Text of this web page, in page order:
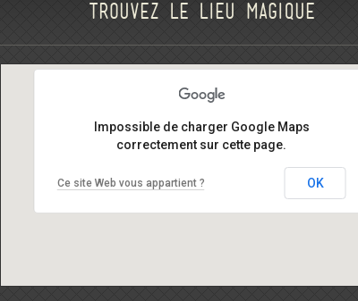
Trouvez le lieu magique
Impossible de charger Google Maps
correctement sur cette page.
Ce site Web vous appartient ? OK